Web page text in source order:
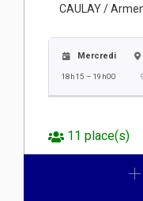
CAULAY /
Mercredi
18h15 – 19h00
11 place(s)